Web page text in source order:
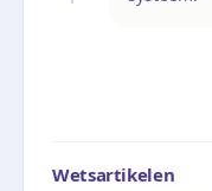
Wetsartikelen